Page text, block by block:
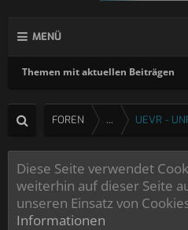
MENÜ
Themen mit aktuellen Beiträgen
FOREN ... UEVR -
Diese Seite verwendet
weiterhin auf dieser Seite
unseren Einsatz von
Informationen